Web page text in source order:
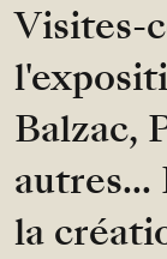
Visites-
Balzac,
autres...
la